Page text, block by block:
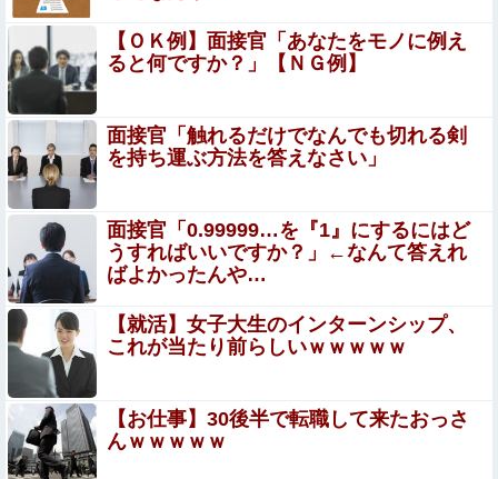
ク」「創彩少女庭園 早乙女 瑠衣【桃桜高校・競泳水
着】」プラモデルほか【発売日決定】
【画像】ジェフ・ベゾスさん（資産約43兆7700億円）の
嫁がコチラｗｗｗｗｗ
みいちゃん、セコカンになる
【閲覧注意】村に降りてきた熊、2人を殺すも、
怒り狂う100人の村人に囲まれこうなる…（動画
あり）
義姉「介護はできないけど、費用は私が負担するから」私
「その言葉だけでも救われました…」→介護を巡る意外な
支えに感謝して…
【動画】美少女4人組の20年後の姿がヤバいwwwwww
【画像】 お○ぱい大きいのに顔も良い女ｗｗｗｗｗｗｗｗ
ｗ
「託卵」で他人の子を育てさせられていた俺…浮気男と裏
【ＯＫ例】面接官「あなたをモノに例え
ると何ですか？」【ＮＧ例】
面接官「触れるだけでなんでも切れる剣
を持ち運ぶ方法を答えなさい」
面接官「0.99999…を『1』にするにはど
うすればいいですか？」←なんて答えれ
ばよかったんや…
【就活】女子大生のインターンシップ、
これが当たり前らしいｗｗｗｗｗ
【お仕事】30後半で転職して来たおっさ
んｗｗｗｗｗ